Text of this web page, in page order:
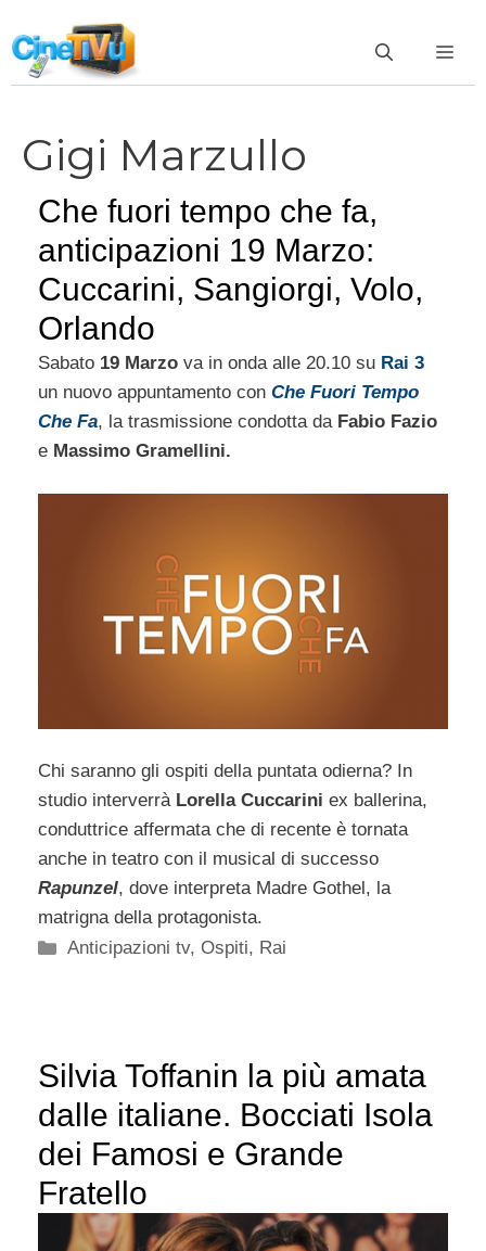
al
contenuto
Gigi Marzullo
Che fuori tempo che fa,
anticipazioni 19 Marzo:
Cuccarini, Sangiorgi, Volo,
Orlando
Sabato 19 Marzo va in onda alle 20.10 su Rai 3
un nuovo appuntamento con Che Fuori Tempo
Che Fa, la trasmissione condotta da Fabio Fazio
e Massimo Gramellini.
Chi saranno gli ospiti della puntata odierna? In
studio interverràLorella Cuccarini ex ballerina,
conduttrice affermata che di recente è tornata
anche in teatro con il musical di successo
Rapunzel, dove interpreta Madre Gothel, la
matrigna della protagonista.
Categorie
Anticipazioni tv,Ospiti, Rai
Silvia Toffanin la più amata
dalle italiane. Bocciati Isola
dei Famosi e Grande
Fratello